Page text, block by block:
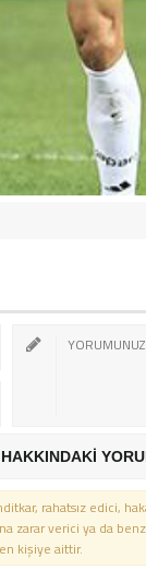
rahatsız edici,
zarar verici ya da
kişiye aittir.